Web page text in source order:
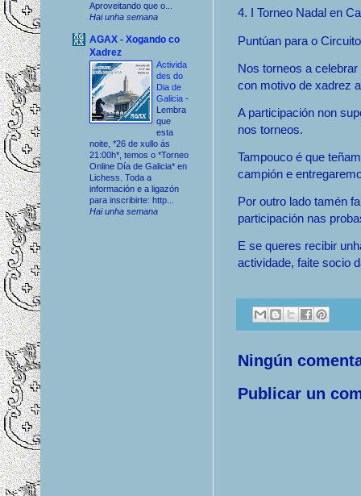
4. I Torneo Nadal en
Puntúan para o
Nos torneos a
con motivo de xadrez
A participación non
nos torneos.
Tampouco é que
campión e
Por outro lado tamén
participación nas
E se queres recibir
actividade, faite socio
Ningún
Publicar un
Aproveitando que o...
Hai unha semana
AGAX - Xogando co
Xadrez
Activida
des do
Dia de
Galicia -
Lembra
que
esta
noite, *26 de xullo ás
21:00h*, temos o *Torneo
Online Día de Galicia* en
Lichess. Toda a
información e a ligazón
para inscribirte: http...
Hai unha semana